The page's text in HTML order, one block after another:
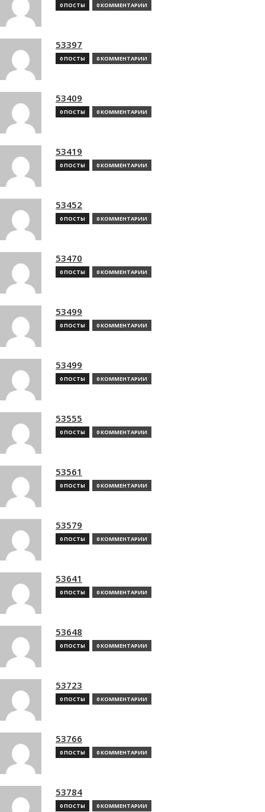
0 ПОСТЫ 0 КОММЕНТАРИИ
53397
0 ПОСТЫ 0 КОММЕНТАРИИ
53409
0 ПОСТЫ 0 КОММЕНТАРИИ
53419
0 ПОСТЫ 0 КОММЕНТАРИИ
53452
0 ПОСТЫ 0 КОММЕНТАРИИ
53470
0 ПОСТЫ 0 КОММЕНТАРИИ
53499
0 ПОСТЫ 0 КОММЕНТАРИИ
53499
0 ПОСТЫ 0 КОММЕНТАРИИ
53555
0 ПОСТЫ 0 КОММЕНТАРИИ
53561
0 ПОСТЫ 0 КОММЕНТАРИИ
53579
0 ПОСТЫ 0 КОММЕНТАРИИ
53641
0 ПОСТЫ 0 КОММЕНТАРИИ
53648
0 ПОСТЫ 0 КОММЕНТАРИИ
53723
0 ПОСТЫ 0 КОММЕНТАРИИ
53766
0 ПОСТЫ 0 КОММЕНТАРИИ
53784
0 ПОСТЫ 0 КОММЕНТАРИИ